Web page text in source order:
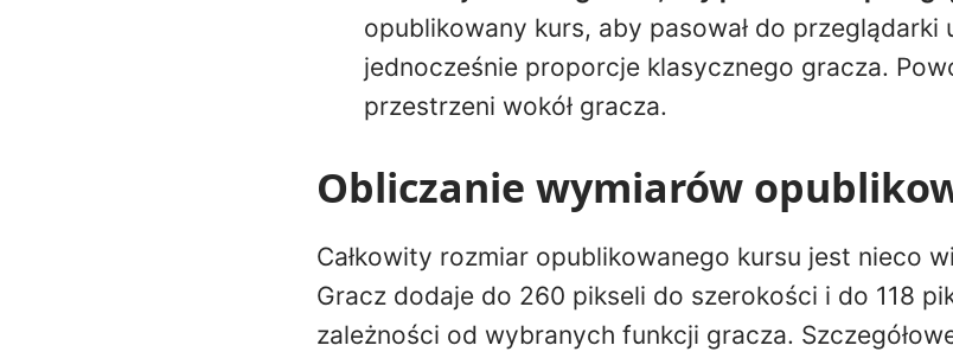
opublikowany kurs, aby pasował do przeglądarki
jednocześnie proporcje klasycznego gracza.
przestrzeni wokół gracza.
Obliczanie wymiarów
Całkowity rozmiar opublikowanego kursu jest nieco
Gracz dodaje do 260 pikseli do szerokości i do 118
zależności od wybranych funkcji gracza.